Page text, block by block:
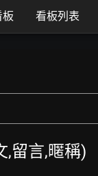
板 看板列表
,留言,暱稱)